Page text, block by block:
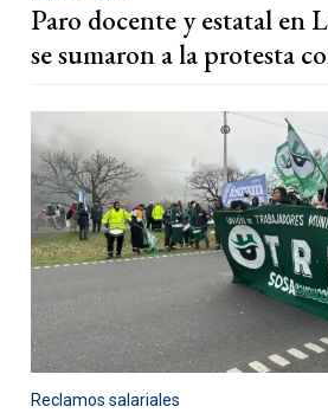
Paro docente y estatal en
se sumaron a la protesta
Reclamos salariales